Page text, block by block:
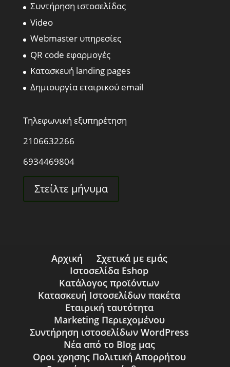
Συντήρηση ιστοσελίδας
Video
Webmaster υπηρεσίες
QR code εφαρμογές
Κατασκευή landing pages
Δημιουργία εταιρικού email
Τηλεφωνική εξυπηρέτηση
2106632266
6934469804
Στείλτε μήνυμα
Αρχική
Σχετικά με εμάς
Ιστοσελίδα Eshop
Κατάλογος προϊόντων
Κατασκευή Ιστοσελίδων πακέτα
Εταιρική ταυτότητα
Marketing Περιεχομένου
Συντήρηση ιστοσελίδων WordPress
Νέα από το Blog μας
Οροι χρησης Πολιτική Απορρήτου